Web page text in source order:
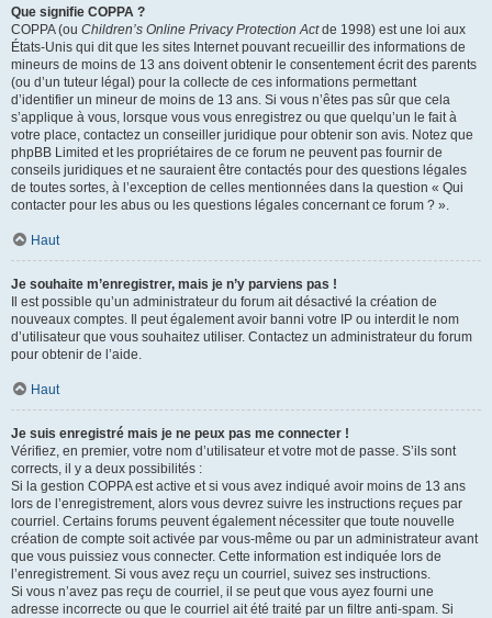
Que signifie COPPA ?
COPPA (ou Children’s Online Privacy Protection Actde 1998) est une loi aux
États-Unis qui dit que les sites Internet pouvant recueillir des informations de
mineurs de moins de 13 ans doivent obtenir le consentement écrit des parents
(ou d’un tuteur légal) pour la collecte de ces informations permettant
d’identifier un mineur de moins de 13 ans. Si vous n’êtes pas sûr que cela
s’applique à vous, lorsque vous vous enregistrez ou que quelqu’un le fait à
votre place, contactez un conseiller juridique pour obtenir son avis. Notez que
phpBB Limited et les propriétaires de ce forum ne peuvent pas fournir de
conseils juridiques et ne sauraient être contactés pour des questions légales
de toutes sortes, à l’exception de celles mentionnées dans la question « Qui
contacter pour les abus ou les questions légales concernant ce forum ? ».
Haut
Je souhaite m’enregistrer, mais je n’y parviens pas !
Il est possible qu’un administrateur du forum ait désactivé la création de
nouveaux comptes. Il peut également avoir banni votre IP ou interdit le nom
d’utilisateur que vous souhaitez utiliser. Contactez un administrateur du forum
pour obtenir de l’aide.
Haut
Je suis enregistré mais je ne peux pas me connecter !
Vérifiez, en premier, votre nom d’utilisateur et votre mot de passe. S’ils sont
corrects, il y a deux possibilités :
Si la gestion COPPA est active et si vous avez indiqué avoir moins de 13 ans
lors de l’enregistrement, alors vous devrez suivre les instructions reçues par
courriel. Certains forums peuvent également nécessiter que toute nouvelle
création de compte soit activée par vous-même ou par un administrateur avant
que vous puissiez vous connecter. Cette information est indiquée lors de
l’enregistrement. Si vous avez reçu un courriel, suivez ses instructions.
Si vous n’avez pas reçu de courriel, il se peut que vous ayez fourni une
adresse incorrecte ou que le courriel ait été traité par un filtre anti-spam. Si